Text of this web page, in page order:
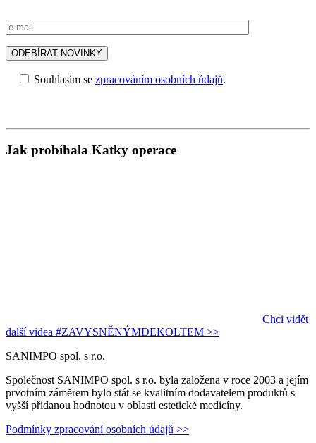
Souhlasím se zpracováním osobních údajů.
Jak probíhala Katky operace
Chci vidět
další videa #ZAVYSNĚNÝMDEKOLTEM >>
SANIMPO spol. s r.o.
Společnost SANIMPO spol. s r.o. byla založena v roce 2003 a jejím
prvotním záměrem bylo stát se kvalitním dodavatelem produktů s
vyšší přidanou hodnotou v oblasti estetické medicíny.
Podmínky zpracování osobních údajů >>